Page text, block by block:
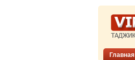
Главная